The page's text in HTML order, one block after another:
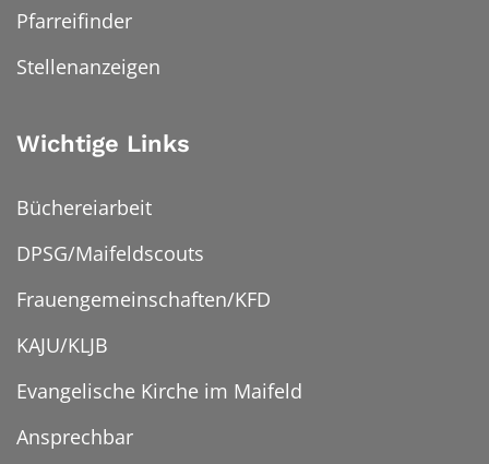
Pfarreifinder
Stellenanzeigen
Wichtige Links
Büchereiarbeit
DPSG/Maifeldscouts
Frauengemeinschaften/KFD
KAJU/KLJB
Evangelische Kirche im Maifeld
Ansprechbar